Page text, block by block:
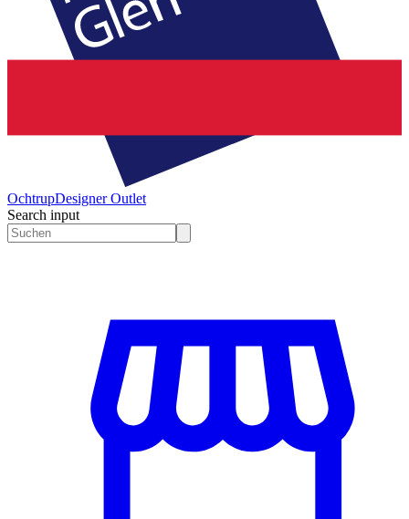
OchtrupDesigner Outlet
Search input